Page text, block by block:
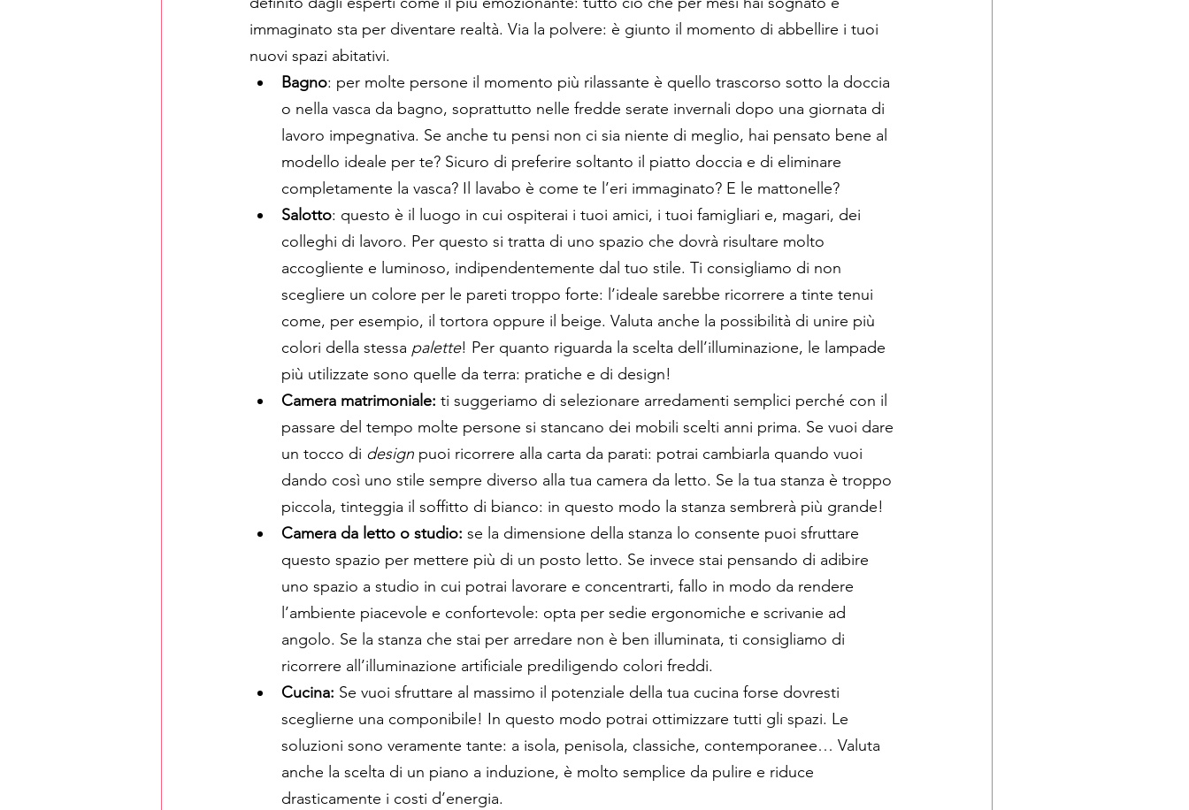
immaginato sta per diventare realtà. Via la polvere: è giunto il momento di abbellire i tuoi
nuovi spazi abitativi.
Bagno: per molte persone il momento più rilassante è quello trascorso sotto la doccia
o nella vasca da bagno, soprattutto nelle fredde serate invernali dopo una giornata di
lavoro impegnativa. Se anche tu pensi non ci sia niente di meglio, hai pensato bene al
modello ideale per te? Sicuro di preferire soltanto il piatto doccia e di eliminare
completamente la vasca? Il lavabo è come te l’eri immaginato? E le mattonelle?
Salotto: questo è il luogo in cui ospiterai i tuoi amici, i tuoi famigliari e, magari, dei
colleghi di lavoro. Per questo si tratta di uno spazio che dovrà risultare molto
accogliente e luminoso, indipendentemente dal tuo stile. Ti consigliamo di non
scegliere un colore per le pareti troppo forte: l’ideale sarebbe ricorrere a tinte tenui
come, per esempio, il tortora oppure il beige. Valuta anche la possibilità di unire più
colori della stessa palette! Per quanto riguarda la scelta dell’illuminazione, le lampade
più utilizzate sono quelle da terra: pratiche e di design!
Camera matrimoniale: ti suggeriamo di selezionare arredamenti semplici perché con il
passare del tempo molte persone si stancano dei mobili scelti anni prima. Se vuoi dare
un tocco di design puoi ricorrere alla carta da parati: potrai cambiarla quando vuoi
dando così uno stile sempre diverso alla tua camera da letto. Se la tua stanza è troppo
piccola, tinteggia il soffitto di bianco: in questo modo la stanza sembrerà più grande!
Camera da letto o studio: se la dimensione della stanza lo consente puoi sfruttare
questo spazio per mettere più di un posto letto. Se invece stai pensando di adibire
uno spazio a studio in cui potrai lavorare e concentrarti, fallo in modo da rendere
l’ambiente piacevole e confortevole: opta per sedie ergonomiche e scrivanie ad
angolo. Se la stanza che stai per arredare non è ben illuminata, ti consigliamo di
ricorrere all’illuminazione artificiale prediligendo colori freddi.
Cucina: Se vuoi sfruttare al massimo il potenziale della tua cucina forse dovresti
sceglierne una componibile! In questo modo potrai ottimizzare tutti gli spazi. Le
soluzioni sono veramente tante: a isola, penisola, classiche, contemporanee… Valuta
anche la scelta di un piano a induzione, è molto semplice da pulire e riduce
drasticamente i costi d’energia.